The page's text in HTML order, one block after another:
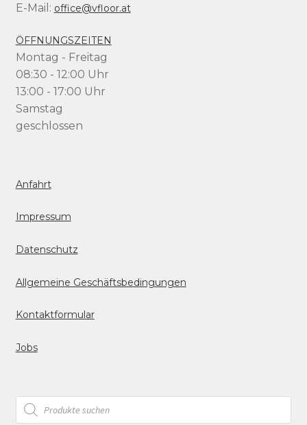
E-Mail: office@vfloor.at
ÖFFNUNGSZEITEN
Montag - Freitag
08:30 - 12:00 Uhr
13:00 - 17:00 Uhr
Samstag
geschlossen
Anfahrt
Impressum
Datenschutz
Allgemeine Geschäftsbedingungen
Kontaktformular
Jobs
Products
search